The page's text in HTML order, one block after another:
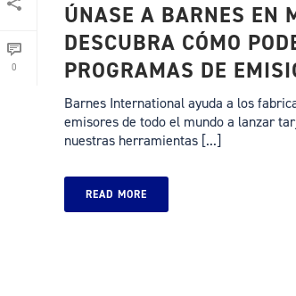
0
ÚNASE A BARNES EN
DESCUBRA CÓMO
PROGRAMAS DE
Barnes International ayuda a los
emisores de todo el mundo a lanzar
nuestras herramientas [...]
READ MORE